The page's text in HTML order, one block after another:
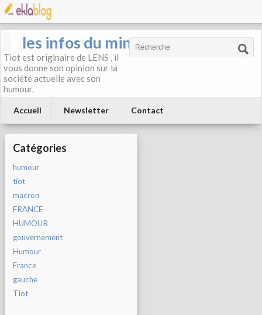
les infos du mineur
Tiot est originaire de LENS , il
vous donne son opinion sur la
société actuelle avec son
humour.
Accueil Newsletter Contact
Catégories
humour
tiot
macron
FRANCE
HUMOUR
gouvernement
Humour
France
gauche
Tiot